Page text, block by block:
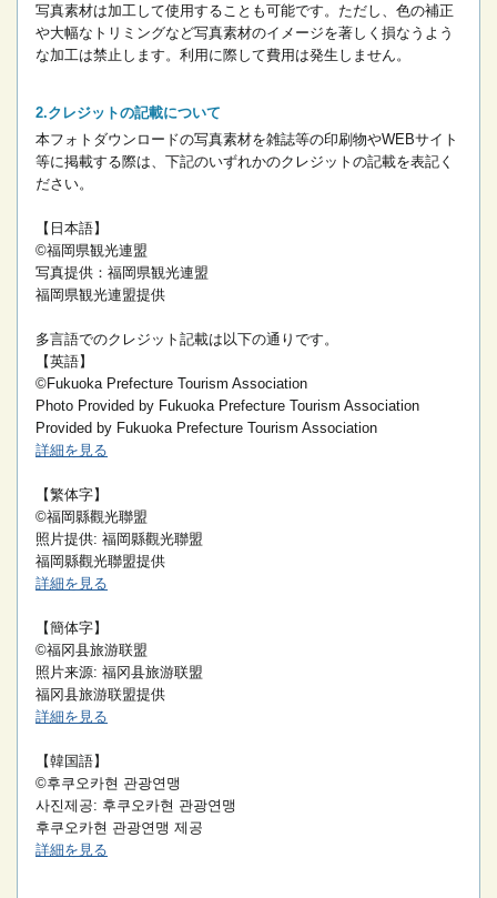
写真素材は加工して使用することも可能です。ただし、色の補正
や大幅なトリミングなど写真素材のイメージを著しく損なうよう
な加工は禁止します。 利用に際して費用は発生しません。
クレジットの記載について
本フォトダウンロードの写真素材を雑誌等の印刷物やWEBサイト
等に掲載する際は、下記のいずれかのクレジットの記載を表記く
ださい。
【日本語】
©福岡県観光連盟
写真提供：福岡県観光連盟
福岡県観光連盟提供
多言語でのクレジット記載は以下の通りです。
【英語】
©Fukuoka Prefecture Tourism Association
Photo Provided by Fukuoka Prefecture Tourism Association
Provided by Fukuoka Prefecture Tourism Association
詳細を見る
【繁体字】
©福岡縣觀光聯盟
照片提供: 福岡縣觀光聯盟
福岡縣觀光聯盟提供
詳細を見る
【簡体字】
©福冈县旅游联盟
照片来源: 福冈县旅游联盟
福冈县旅游联盟提供
詳細を見る
【韓国語】
©후쿠오카현 관광연맹
사진제공: 후쿠오카현 관광연맹
후쿠오카현 관광연맹 제공
詳細を見る